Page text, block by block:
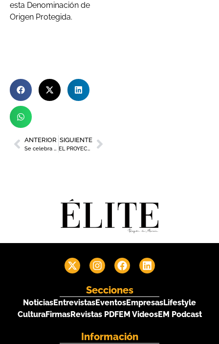
esta Denominación de
Origen Protegida.
ANTERIOR
Se celebra con éxito el foro `Medio Ambiente y Sostenibilidad Región de Murcia`.
SIGUIENTE
EL PROYECTO DE ‘LA SÉPTIMA’ SE CONFIRMA
Secciones
NoticiasEntrevistasEventosEmpresasLifestyle
CulturaFirmasRevistas PDFEM VideosEM Podcast
Información